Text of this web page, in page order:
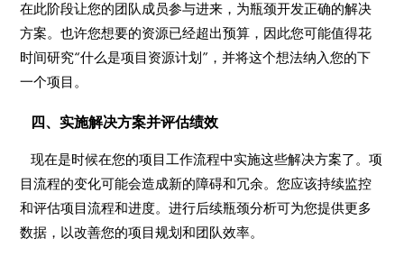
在此阶段让您的团队成员参与进来，为瓶颈开发正确的解决
方案。也许您想要的资源已经超出预算，因此您可能值得花
时间研究“什么是项目资源计划”，并将这个想法纳入您的下
一个项目。
四、实施解决方案并评估绩效
现在是时候在您的项目工作流程中实施这些解决方案了。项
目流程的变化可能会造成新的障碍和冗余。您应该持续监控
和评估项目流程和进度。进行后续瓶颈分析可为您提供更多
数据，以改善您的项目规划和团队效率。